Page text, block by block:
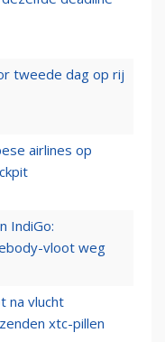
tweede dag op rij
airlines op
IndiGo:
vloot weg
na vlucht
xtc-pillen